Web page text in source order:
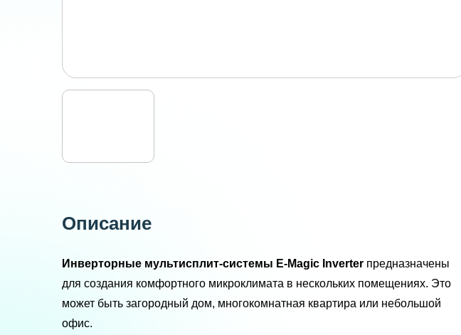
Описание
Инверторные мультисплит-системы E-Magic Inverterпредназначены
для создания комфортного микроклимата в нескольких помещениях. Это
может быть загородный дом, многокомнатная квартира или небольшой
офис.